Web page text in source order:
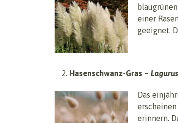
einer
geeignet.
Hasenschwanz-Gras –
Das
erinnern.